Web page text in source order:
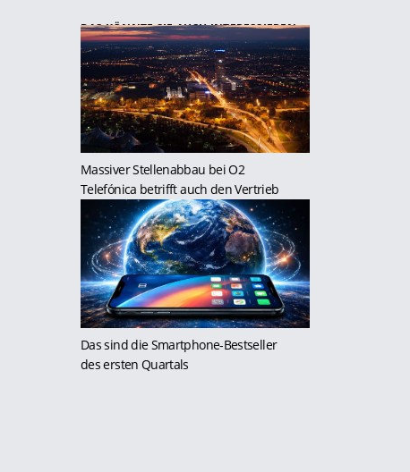
DAS KÖNNTE SIE AUCH INTERESSIEREN:
Massiver Stellenabbau bei O2
Telefónica betrifft auch den Vertrieb
Das sind die Smartphone-Bestseller
des ersten Quartals